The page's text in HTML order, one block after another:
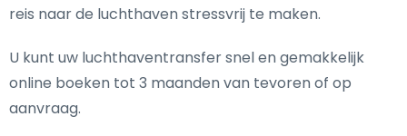
reis naar de luchthaven stressvrij te maken.
U kunt uw luchthaventransfer snel en gemakkelijk
online boeken tot 3 maanden van tevoren of op
aanvraag.